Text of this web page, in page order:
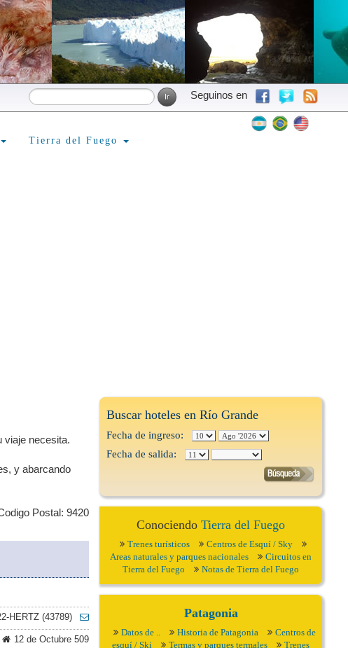
Seguinos en
Tierra del Fuego
viaje necesita.
y abarcando
Postal: 9420
HERTZ (43789)
12 de Octubre 509
Buscar hoteles en Río Grande
Fecha de ingreso:
Fecha de salida:
ConociendoTierra del Fuego
Trenes turísticos
Centros de Esquí / Sky
Areas naturales y parques nacionales
Circuitos en
Tierra del Fuego
Notas de Tierra del Fuego
Patagonia
Datos de .. Historia de Patagonia
Centros de
esquí / Ski
Termas y parques termales
Trenes